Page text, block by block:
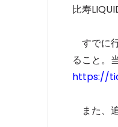
比寿
すでに
ること。
https://
また、